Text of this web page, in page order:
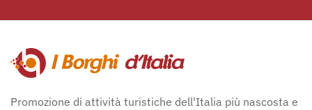
Promozione di attività turistiche dell'Italia più nascosta e